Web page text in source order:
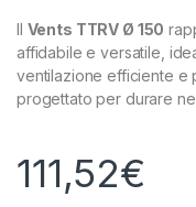
Il Vents TTRV Ø 150
affidabile e versatile,
ventilazione efficiente e
progettato per durare
111,52€